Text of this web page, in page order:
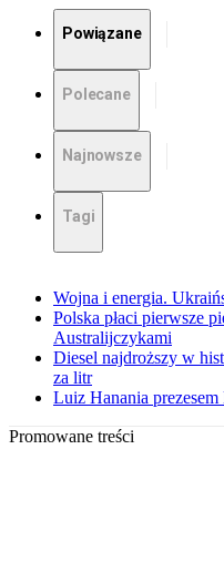
Powiązane
Polecane
Najnowsze
Tagi
Wojna i energia.
Polska płaci pierwsze
Australijczykami
Diesel najdroższy w
za litr
Luiz Hanania
Promowane treści